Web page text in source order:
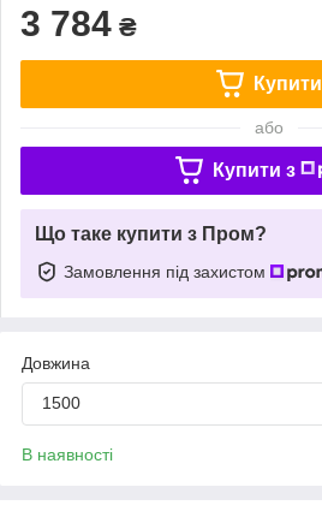
3 784 ₴
Купити
або
Купити з
Що таке купити з Пром?
Замовлення під захистом
Довжина
1500
В наявності